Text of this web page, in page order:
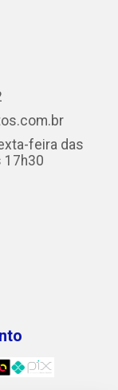
feira das
17h30